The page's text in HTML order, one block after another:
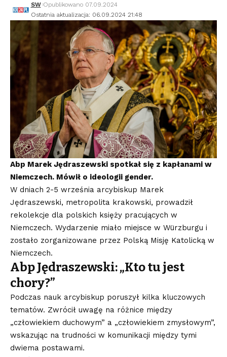
Ostatnia aktualizacja: 06.09.2024 21:48
SW Opublikowano 07.09.2024
Abp Marek Jędraszewski spotkał się z kapłanami w
Niemczech. Mówił o ideologii gender.
W dniach 2-5 września arcybiskup Marek
Jędraszewski, metropolita krakowski, prowadził
rekolekcje dla polskich księży pracujących w
Niemczech. Wydarzenie miało miejsce w Würzburgu i
zostało zorganizowane przez Polską Misję Katolicką w
Niemczech.
Abp Jędraszewski: „Kto tu jest
chory?”
Podczas nauk arcybiskup poruszył kilka kluczowych
tematów. Zwrócił uwagę na różnice między
„człowiekiem duchowym” a „człowiekiem zmysłowym”,
wskazując na trudności w komunikacji między tymi
dwiema postawami.